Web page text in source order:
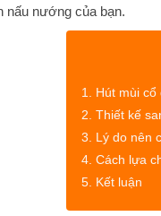
nấu nướng của bạn.
Hút mùi cổ
Thiết kế
Lý do nên
Cách lựa
Kết luận